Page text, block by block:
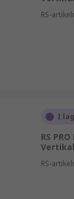
erbjuder och
RS-
I
RS
RS-